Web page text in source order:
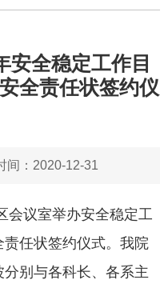
安全稳定工作目
全责任状签约仪
间：2020-12-31
会议室举办安全稳定工
任状签约仪式。我院
别与各科长、各系主